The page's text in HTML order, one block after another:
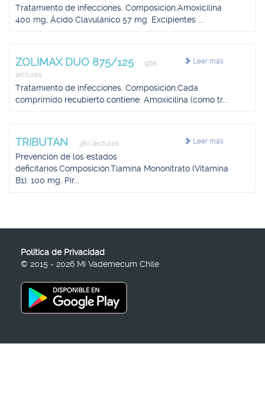
Tratamiento de infecciones. Composición.Amoxicilina
400 mg, Ácido Clavulánico 57 mg. Excipientes ...
Leer más
ZOLIMAX DUO 875/125
968
lecturas
Tratamiento de infecciones. Composición.Cada
comprimido recubierto contiene: Amoxicilina (como tr...
Leer más
TRIBUTAN 380 lecturas
Prevención de los estados
deficitarios.Composición.Tiamina Mononitrato (Vitamina
B1): 100 mg. Pir...
Política de Privacidad
© 2015 - 2026 Mi Vademecum Chile